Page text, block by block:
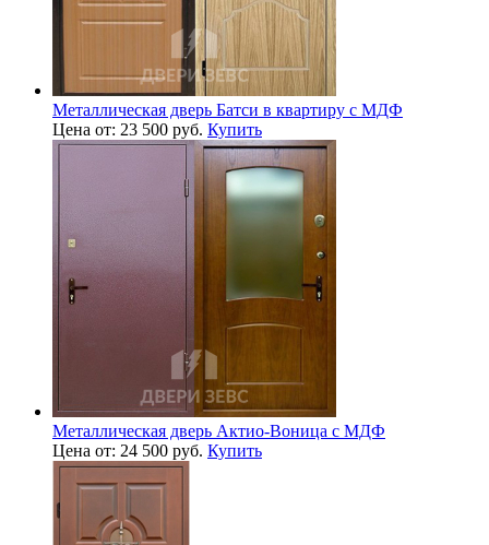
Металлическая дверь Батси в квартиру с МДФ
Цена от: 23 500 руб. Купить
Металлическая дверь Актио-Воница с МДФ
Цена от: 24 500 руб. Купить